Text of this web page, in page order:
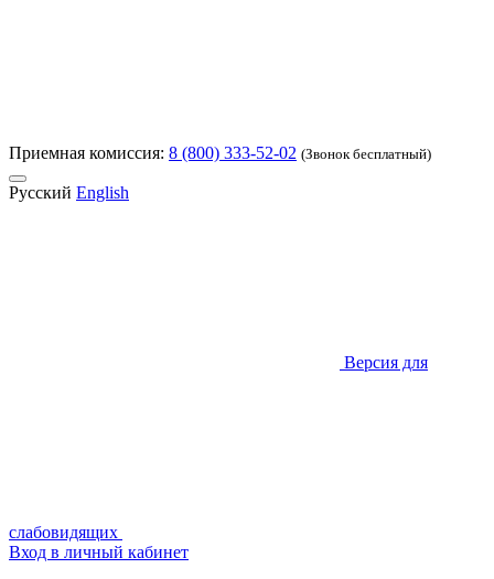
Приемная комиссия: 8 (800) 333-52-02 (Звонок бесплатный)
Русский English
Версия для
слабовидящих
Вход в личный кабинет